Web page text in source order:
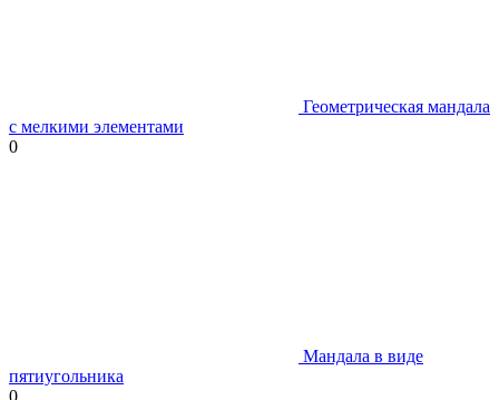
Геометрическая мандала
с мелкими элементами
0
Мандала в виде
пятиугольника
0